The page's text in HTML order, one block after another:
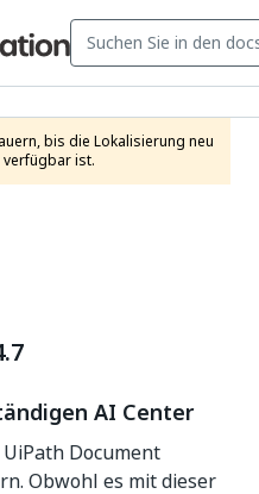
bis die Lokalisierung neu
ist.
AI Center
Document
Obwohl es mit dieser